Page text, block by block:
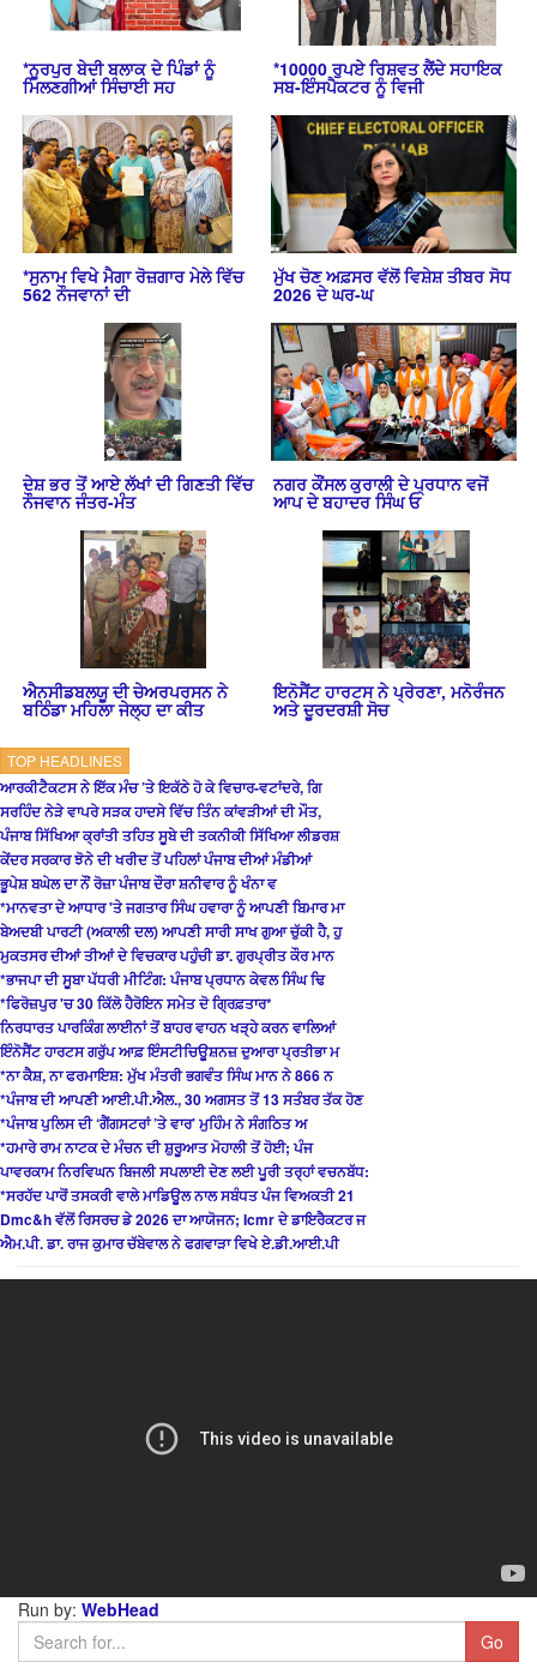
*ਨੂਰਪੁਰ ਬੇਦੀ ਬਲਾਕ ਦੇ ਪਿੰਡਾਂ ਨੂੰ
ਮਿਲਣਗੀਆਂ ਸਿੰਚਾਈ ਸਹ
*10000 ਰੁਪਏ ਰਿਸ਼ਵਤ ਲੈਂਦੇ ਸਹਾਇਕ
ਸਬ-ਇੰਸਪੈਕਟਰ ਨੂੰ ਵਿਜੀ
*ਸੁਨਾਮ ਵਿਖੇ ਮੈਗਾ ਰੋਜ਼ਗਾਰ ਮੇਲੇ ਵਿੱਚ
562 ਨੌਜਵਾਨਾਂ ਦੀ
ਮੁੱਖ ਚੋਣ ਅਫ਼ਸਰ ਵੱਲੋਂ ਵਿਸ਼ੇਸ਼ ਤੀਬਰ ਸੋਧ
2026 ਦੇ ਘਰ-ਘ
ਦੇਸ਼ ਭਰ ਤੋਂ ਆਏ ਲੱਖਾਂ ਦੀ ਗਿਣਤੀ ਵਿੱਚ
ਨੌਜਵਾਨ ਜੰਤਰ-ਮੰਤ
ਨਗਰ ਕੌਂਸਲ ਕੁਰਾਲੀ ਦੇ ਪ੍ਰਧਾਨ ਵਜੋਂ
ਆਪ ਦੇ ਬਹਾਦਰ ਸਿੰਘ ਓ
ਐਨਸੀਡਬਲਯੂ ਦੀ ਚੇਅਰਪਰਸਨ ਨੇ
ਬਠਿੰਡਾ ਮਹਿਲਾ ਜੇਲ੍ਹ ਦਾ ਕੀਤ
ਇਨੋਸੈਂਟ ਹਾਰਟਸ ਨੇ ਪ੍ਰੇਰਣਾ, ਮਨੋਰੰਜਨ
ਅਤੇ ਦੂਰਦਰਸ਼ੀ ਸੋਚ
TOP HEADLINES
ਆਰਕੀਟੈਕਟਸ ਨੇ ਇੱਕ ਮੰਚ ’ਤੇ ਇਕੱਠੇ ਹੋ ਕੇ ਵਿਚਾਰ-ਵਟਾਂਦਰੇ, ਗਿ
ਸਰਹਿੰਦ ਨੇੜੇ ਵਾਪਰੇ ਸੜਕ ਹਾਦਸੇ ਵਿੱਚ ਤਿੰਨ ਕਾਂਵੜੀਆਂ ਦੀ ਮੌਤ,
ਪੰਜਾਬ ਸਿੱਖਿਆ ਕ੍ਰਾਂਤੀ ਤਹਿਤ ਸੂਬੇ ਦੀ ਤਕਨੀਕੀ ਸਿੱਖਿਆ ਲੀਡਰਸ਼
ਕੇਂਦਰ ਸਰਕਾਰ ਝੋਨੇ ਦੀ ਖਰੀਦ ਤੋਂ ਪਹਿਲਾਂ ਪੰਜਾਬ ਦੀਆਂ ਮੰਡੀਆਂ
ਭੂਪੇਸ਼ ਬਘੇਲ ਦਾ ਨੌਂ ਰੋਜ਼ਾ ਪੰਜਾਬ ਦੌਰਾ ਸ਼ਨੀਵਾਰ ਨੂੰ ਖੰਨਾ ਵ
*ਮਾਨਵਤਾ ਦੇ ਆਧਾਰ 'ਤੇ ਜਗਤਾਰ ਸਿੰਘ ਹਵਾਰਾ ਨੂੰ ਆਪਣੀ ਬਿਮਾਰ ਮਾ
ਬੇਅਦਬੀ ਪਾਰਟੀ (ਅਕਾਲੀ ਦਲ) ਆਪਣੀ ਸਾਰੀ ਸਾਖ ਗੁਆ ਚੁੱਕੀ ਹੈ, ਹੁ
ਮੁਕਤਸਰ ਦੀਆਂ ਤੀਆਂ ਦੇ ਵਿਚਕਾਰ ਪਹੁੰਚੀ ਡਾ. ਗੁਰਪ੍ਰੀਤ ਕੌਰ ਮਾਨ
*ਭਾਜਪਾ ਦੀ ਸੂਬਾ ਪੱਧਰੀ ਮੀਟਿੰਗ: ਪੰਜਾਬ ਪ੍ਰਧਾਨ ਕੇਵਲ ਸਿੰਘ ਢਿ
*ਫਿਰੋਜ਼ਪੁਰ 'ਚ 30 ਕਿੱਲੋ ਹੈਰੋਇਨ ਸਮੇਤ ਦੋ ਗ੍ਰਿਫ਼ਤਾਰ*
ਨਿਰਧਾਰਤ ਪਾਰਕਿੰਗ ਲਾਈਨਾਂ ਤੋਂ ਬਾਹਰ ਵਾਹਨ ਖੜ੍ਹੇ ਕਰਨ ਵਾਲਿਆਂ
ਇੰਨੋਸੈਂਟ ਹਾਰਟਸ ਗਰੁੱਪ ਆਫ਼ ਇੰਸਟੀਚਿਊਸ਼ਨਜ਼ ਦੁਆਰਾ ਪ੍ਰਤੀਭਾ ਮ
*ਨਾ ਕੈਸ਼, ਨਾ ਫਰਮਾਇਸ਼: ਮੁੱਖ ਮੰਤਰੀ ਭਗਵੰਤ ਸਿੰਘ ਮਾਨ ਨੇ 866 ਨ
*ਪੰਜਾਬ ਦੀ ਆਪਣੀ ਆਈ.ਪੀ.ਐਲ., 30 ਅਗਸਤ ਤੋਂ 13 ਸਤੰਬਰ ਤੱਕ ਹੋਣ
*ਪੰਜਾਬ ਪੁਲਿਸ ਦੀ ‘ਗੈਂਗਸਟਰਾਂ ’ਤੇ ਵਾਰ’ ਮੁਹਿੰਮ ਨੇ ਸੰਗਠਿਤ ਅ
*ਹਮਾਰੇ ਰਾਮ ਨਾਟਕ ਦੇ ਮੰਚਨ ਦੀ ਸ਼ੁਰੂਆਤ ਮੋਹਾਲੀ ਤੋਂ ਹੋਈ; ਪੰਜ
ਪਾਵਰਕਾਮ ਨਿਰਵਿਘਨ ਬਿਜਲੀ ਸਪਲਾਈ ਦੇਣ ਲਈ ਪੂਰੀ ਤਰ੍ਹਾਂ ਵਚਨਬੱਧ:
*ਸਰਹੱਦ ਪਾਰੋਂ ਤਸਕਰੀ ਵਾਲੇ ਮਾਡਿਊਲ ਨਾਲ ਸਬੰਧਤ ਪੰਜ ਵਿਅਕਤੀ 21
Dmc&h ਵੱਲੋਂ ਰਿਸਰਚ ਡੇ 2026 ਦਾ ਆਯੋਜਨ; Icmr ਦੇ ਡਾਇਰੈਕਟਰ ਜ
ਐਮ.ਪੀ. ਡਾ. ਰਾਜ ਕੁਮਾਰ ਚੱਬੇਵਾਲ ਨੇ ਫਗਵਾੜਾ ਵਿਖੇ ਏ.ਡੀ.ਆਈ.ਪੀ
Run by: WebHead